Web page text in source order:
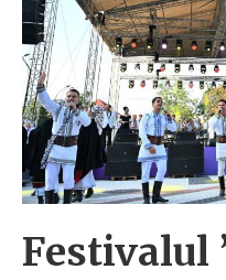
Festivalul